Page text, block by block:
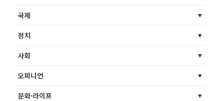
국제
정치
사회
오피니언
문화·라이프